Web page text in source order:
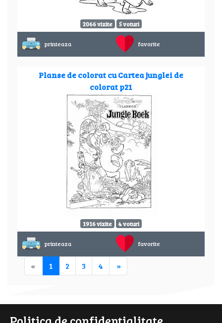
2066 vizite 5 voturi
printeaza favorite
Planse de colorat cu Cartea junglei de
colorat p21
1916 vizite 4 voturi
printeaza favorite
« 1 2 3 4 »